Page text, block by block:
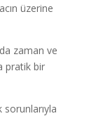
üzerine
zaman ve
pratik bir